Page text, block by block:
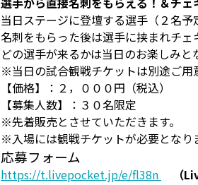
当日ステージに登壇する選手（２名予
名刺をもらった後は選手に挟まれチェ
どの選手が来るかは当日のお楽しみと
※当日の試合観戦チケットは別途ご用
【価格】：２，０００円（税込）
【募集人数】：３０名限定
※先着販売とさせていただきます。
※入場には観戦チケットが必要となり
応募フォーム
https://t.livepocket.jp/e/fl38n
（